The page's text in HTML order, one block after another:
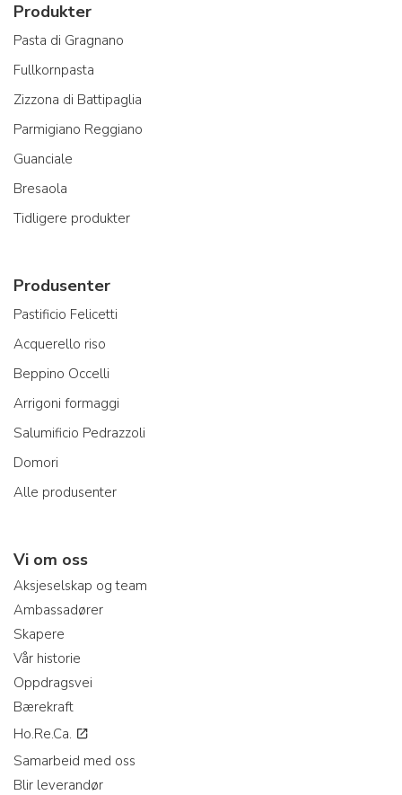
Produkter
Pasta di Gragnano
Fullkornpasta
Zizzona di Battipaglia
Parmigiano Reggiano
Guanciale
Bresaola
Tidligere produkter
Produsenter
Pastificio Felicetti
Acquerello riso
Beppino Occelli
Arrigoni formaggi
Salumificio Pedrazzoli
Domori
Alle produsenter
Vi om oss
Aksjeselskap og team
Ambassadører
Skapere
Vår historie
Oppdragsvei
Bærekraft
Ho.Re.Ca.
Samarbeid med oss
Blir leverandør